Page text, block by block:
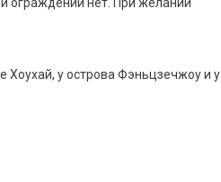
Хоухай, у острова Фэньцзечжоу и у